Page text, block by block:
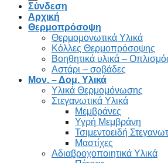
Σύνδεση
Αρχική
Θερμοπρόσοψη
Θερμομονωτικά Υλικά
Κόλλες Θερμοπρόσοψης
Βοηθητικά υλικά –
Αστάρι – σοβάδες
Μον. – Δομ. Υλικά
Υλικά Θερμομόνωσης
Στεγανωτικά Υλικά
Μεμβράνες
Υγρή Μεμβράνη
Τσιμεντοειδή
Μαστίχες
Αδιαβροχοποιητικά Υλικά